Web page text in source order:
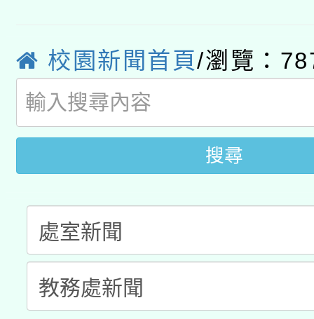
薪期間赴陸應申請許可
轉知經濟部水利署委託
業技術研究院辦理「
用水績優單位及節水達
115年8月22日(星期六
桃園市孔廟祈福系列
開 智慧啟航」
2026年桃園地景藝術
校園新聞首頁/瀏覽：
搜尋